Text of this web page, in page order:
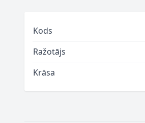
Kods
Ražotājs
Krāsa